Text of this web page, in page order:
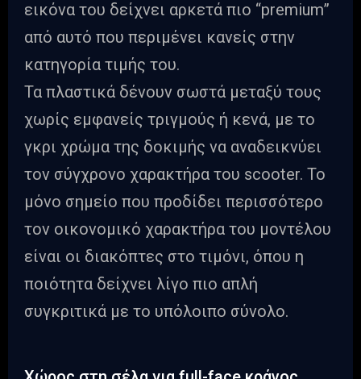
εικόνα του δείχνει αρκετά πιο “premium”
από αυτό που περιμένει κανείς στην
κατηγορία τιμής του.
Τα πλαστικά δένουν σωστά μεταξύ τους
χωρίς εμφανείς τριγμούς ή κενά, με το
γκρι χρώμα της δοκιμής να αναδεικνύει
τον σύγχρονο χαρακτήρα του scooter. Το
μόνο σημείο που προδίδει περισσότερο
τον οικονομικό χαρακτήρα του μοντέλου
είναι οι διακόπτες στο τιμόνι, όπου η
ποιότητα δείχνει λίγο πιο απλή
συγκριτικά με το υπόλοιπο σύνολο.